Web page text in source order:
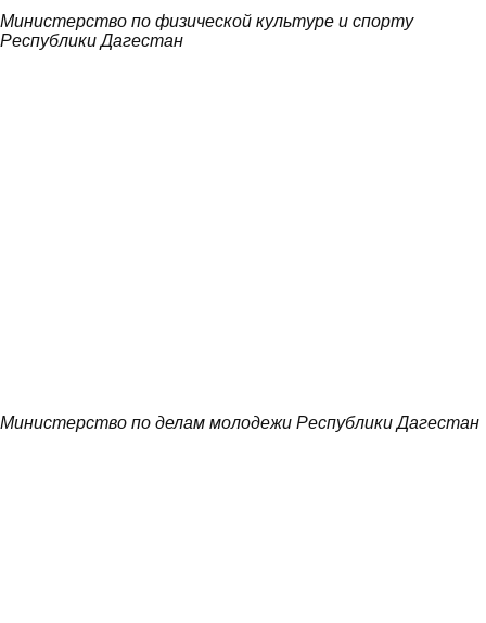
Министерство по физической культуре и спорту
Республики Дагестан
Министерство по делам молодежи Республики Дагестан